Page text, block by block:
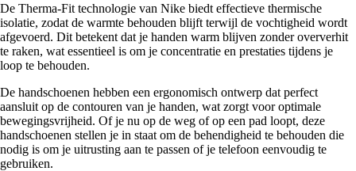
De Therma-Fit technologie van Nike biedt effectieve thermische
isolatie, zodat de warmte behouden blijft terwijl de vochtigheid wordt
afgevoerd. Dit betekent dat je handen warm blijven zonder oververhit
te raken, wat essentieel is om je concentratie en prestaties tijdens je
loop te behouden.
De handschoenen hebben een ergonomisch ontwerp dat perfect
aansluit op de contouren van je handen, wat zorgt voor optimale
bewegingsvrijheid. Of je nu op de weg of op een pad loopt, deze
handschoenen stellen je in staat om de behendigheid te behouden die
nodig is om je uitrusting aan te passen of je telefoon eenvoudig te
gebruiken.